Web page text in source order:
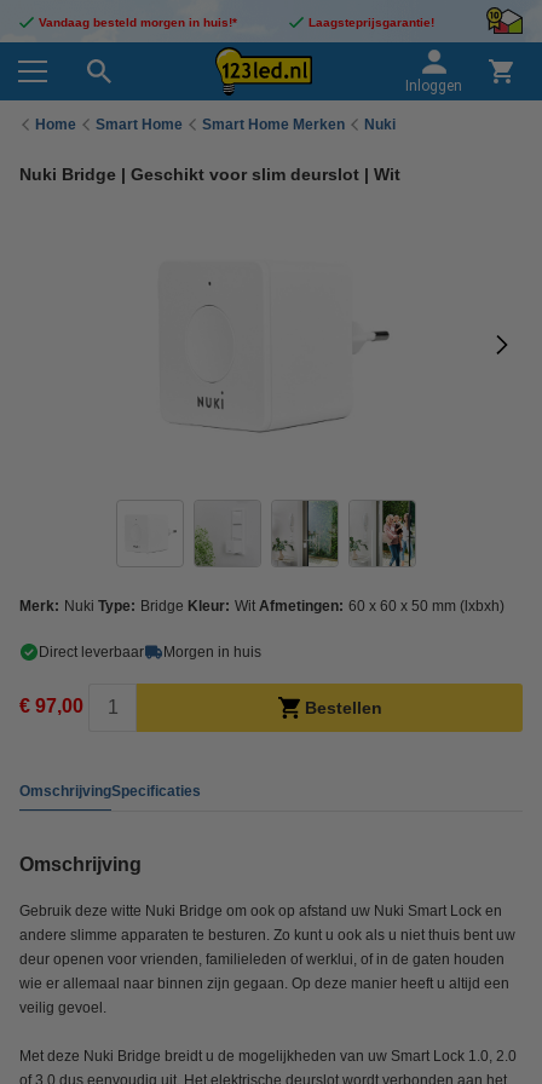
Vandaag besteld morgen in huis!* Laagsteprijsgarantie!
Inloggen
Home Smart Home Smart Home Merken Nuki
Nuki Bridge | Geschikt voor slim deurslot | Wit
Merk: Nuki Type: Bridge Kleur: Wit Afmetingen: 60 x 60 x 50 mm (lxbxh)
Direct leverbaar Morgen in huis
€ 97,00 Bestellen
OmschrijvingSpecificaties
Omschrijving
Gebruik deze witte Nuki Bridge om ook op afstand uw Nuki Smart Lock en
andere slimme apparaten te besturen. Zo kunt u ook als u niet thuis bent uw
deur openen voor vrienden, familieleden of werklui, of in de gaten houden
wie er allemaal naar binnen zijn gegaan. Op deze manier heeft u altijd een
veilig gevoel.
Met deze Nuki Bridge breidt u de mogelijkheden van uw Smart Lock 1.0, 2.0
of 3.0 dus eenvoudig uit. Het elektrische deurslot wordt verbonden aan het